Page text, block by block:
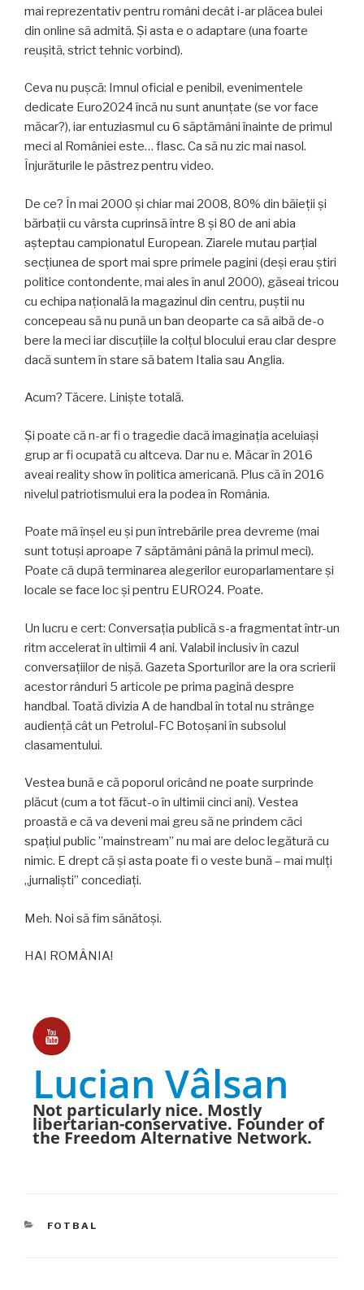
mai reprezentativ pentru români decât i-ar plăcea bulei
din online să admită. Și asta e o adaptare (una foarte
reușită, strict tehnic vorbind).
Ceva nu pușcă: Imnul oficial e penibil, evenimentele
dedicate Euro2024 încă nu sunt anunțate (se vor face
măcar?), iar entuziasmul cu 6 săptămâni înainte de primul
meci al României este… flasc. Ca să nu zic mai nasol.
Înjurăturile le păstrez pentru video.
De ce? În mai 2000 și chiar mai 2008, 80% din băieții și
bărbații cu vârsta cuprinsă între 8 și 80 de ani abia
așteptau campionatul European. Ziarele mutau parțial
secțiunea de sport mai spre primele pagini (deși erau știri
politice contondente, mai ales în anul 2000), găseai tricou
cu echipa națională la magazinul din centru, puștii nu
concepeau să nu pună un ban deoparte ca să aibă de-o
bere la meci iar discuțiile la colțul blocului erau clar despre
dacă suntem în stare să batem Italia sau Anglia.
Acum? Tăcere. Liniște totală.
Și poate că n-ar fi o tragedie dacă imaginația aceluiași
grup ar fi ocupată cu altceva. Dar nu e. Măcar în 2016
aveai reality show în politica americană. Plus că în 2016
nivelul patriotismului era la podea în România.
Poate mă înșel eu și pun întrebările prea devreme (mai
sunt totuși aproape 7 săptămâni până la primul meci).
Poate că după terminarea alegerilor europarlamentare și
locale se face loc și pentru EURO24. Poate.
Un lucru e cert: Conversația publică s-a fragmentat într-un
ritm accelerat în ultimii 4 ani. Valabil inclusiv în cazul
conversațiilor de nișă. Gazeta Sporturilor are la ora scrierii
acestor rânduri 5 articole pe prima pagină despre
handbal. Toată divizia A de handbal în total nu strânge
audiență cât un Petrolul-FC Botoșani în subsolul
clasamentului.
Vestea bună e că poporul oricând ne poate surprinde
plăcut (cum a tot făcut-o în ultimii cinci ani). Vestea
proastă e că va deveni mai greu să ne prindem căci
spațiul public ”mainstream” nu mai are deloc legătură cu
nimic. E drept că și asta poate fi o veste bună – mai mulți
„jurnaliști” concediați.
Meh. Noi să fim sănătoși.
HAI ROMÂNIA!
Lucian Vâlsan
Not particularly nice. Mostly
libertarian-conservative. Founder of
the Freedom Alternative Network.
CATEGORIES
FOTBAL